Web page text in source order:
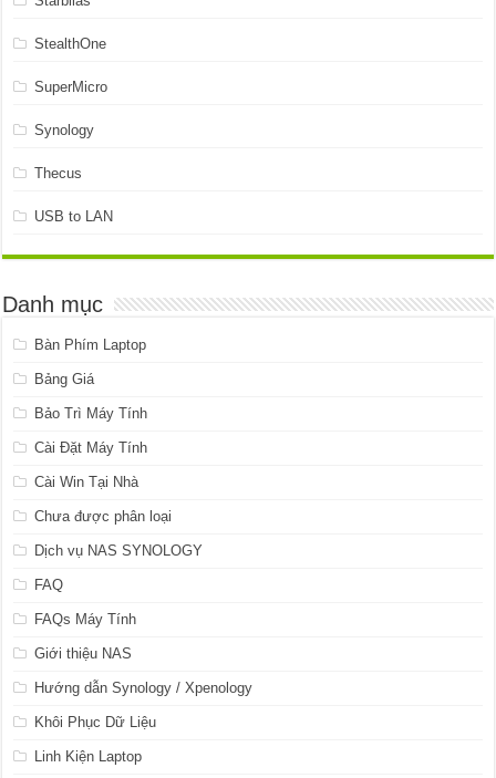
StealthOne
SuperMicro
Synology
Thecus
USB to LAN
Danh mục
Bàn Phím Laptop
Bảng Giá
Bảo Trì Máy Tính
Cài Đặt Máy Tính
Cài Win Tại Nhà
Chưa được phân loại
Dịch vụ NAS SYNOLOGY
FAQ
FAQs Máy Tính
Giới thiệu NAS
Hướng dẫn Synology / Xpenology
Khôi Phục Dữ Liệu
Linh Kiện Laptop